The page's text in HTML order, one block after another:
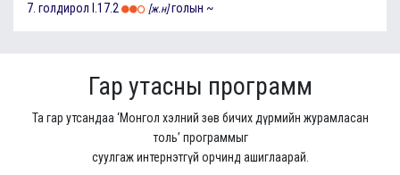
7. голдирол I.17.2 [ж.н] голын ~
Гар утасны программ
Та гар утсандаа ‘Монгол хэлний зөв бичих дүрмийн журамласан
толь’ программыг
суулгаж интернэтгүй орчинд ашиглаарай.